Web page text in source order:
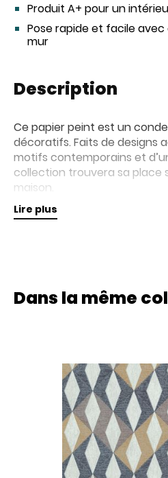
Produit A+ pour un
Pose rapide et facile
mur
Description
Ce papier peint est un
décoratifs. Faits de designs
motifs contemporains et
collection trouvera sa place
maison.
Retrouvez nos collections de
Lire plus
Dans la même